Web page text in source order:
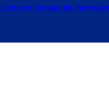
crece el riesgo de